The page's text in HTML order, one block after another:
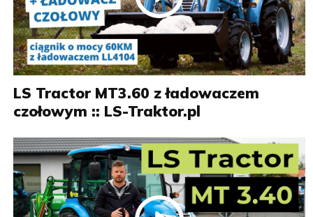
LS Tractor MT3.60 z ładowaczem
czołowym :: LS-Traktor.pl